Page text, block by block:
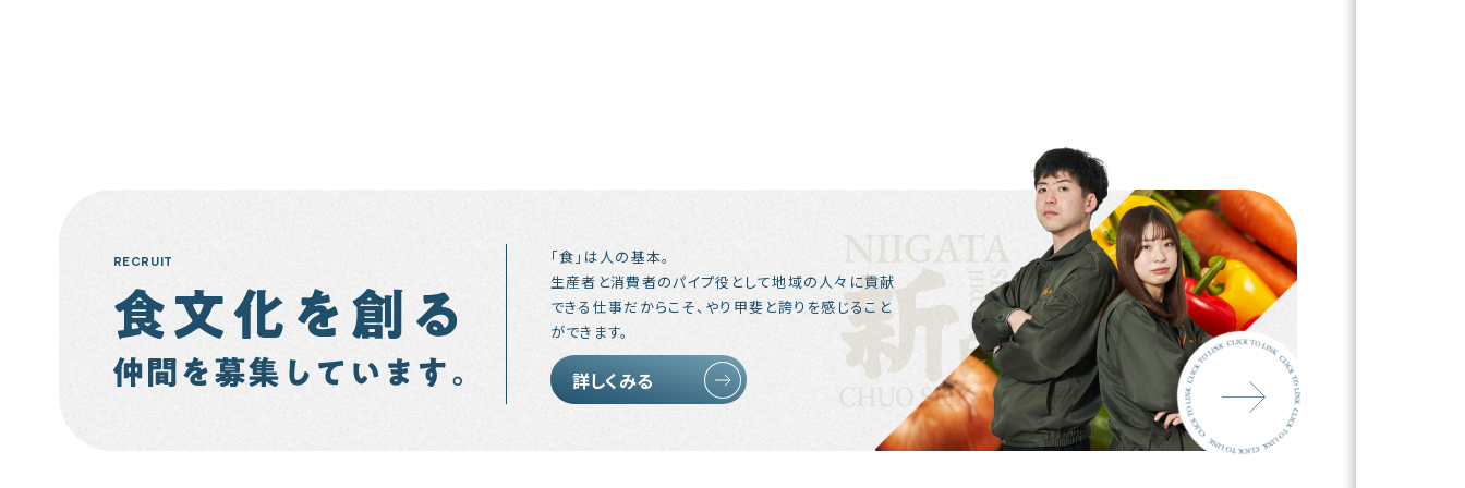
RECRUIT
「食」は人の基本。
生産者と消費者のパイプ役として地域の人々に貢献
できる仕事だからこそ、やり甲斐と誇りを感じること
ができます。
詳しくみる